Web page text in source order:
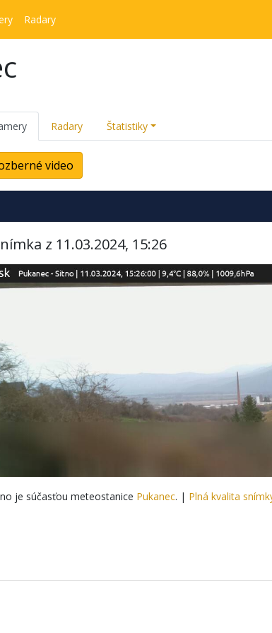
Radary
Radary Štatistiky
video
z 11.03.2024, 15:26
je súčasťou meteostanice Pukanec. | Plná kvalita